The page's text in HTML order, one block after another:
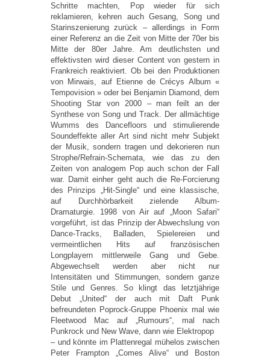
Schritte machten, Pop wieder für sich
reklamieren, kehren auch Gesang, Song und
Starinszenierung zurück – allerdings in Form
einer Referenz an die Zeit von Mitte der 70er bis
Mitte der 80er Jahre. Am deutlichsten und
effektivsten wird dieser Content von gestern in
Frankreich reaktiviert. Ob bei den Produktionen
von Mirwais, auf Etienne de Crécys Album «
Tempovision » oder bei Benjamin Diamond, dem
Shooting Star von 2000 – man feilt an der
Synthese von Song und Track. Der allmächtige
Wumms des Dancefloors und stimulierende
Soundeffekte aller Art sind nicht mehr Subjekt
der Musik, sondern tragen und dekorieren nun
Strophe/Refrain-Schemata, wie das zu den
Zeiten von analogem Pop auch schon der Fall
war. Damit einher geht auch die Re-Forcierung
des Prinzips „Hit-Single“ und eine klassische,
auf Durchhörbarkeit zielende Album-
Dramaturgie. 1998 von Air auf „Moon Safari“
vorgeführt, ist das Prinzip der Abwechslung von
Dance-Tracks, Balladen, Spielereien und
vermeintlichen Hits auf französischen
Longplayern mittlerweile Gang und Gebe.
Abgewechselt werden aber nicht nur
Intensitäten und Stimmungen, sondern ganze
Stile und Genres. So klingt das letztjährige
Debut „United“ der auch mit Daft Punk
befreundeten Poprock-Gruppe Phoenix mal wie
Fleetwood Mac auf „Rumours“, mal nach
Punkrock und New Wave, dann wie Elektropop
– und könnte im Plattenregal mühelos zwischen
Peter Frampton „Comes Alive“ und Boston